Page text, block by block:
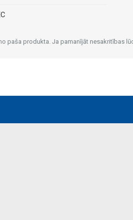
paša produkta. Ja pamanījāt nesakritības